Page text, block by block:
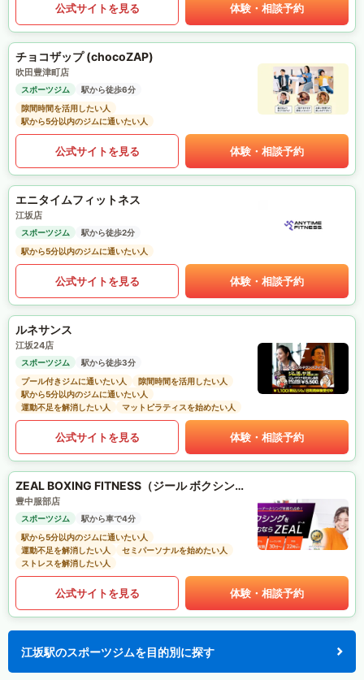
公式サイトを見る 体験・相談予約
チョコザップ (chocoZAP)
吹田豊津町店
スポーツジム
駅から徒歩6分
隙間時間を活用したい人
駅から5分以内のジムに通いたい人
公式サイトを見る 体験・相談予約
エニタイムフィットネス
江坂店
スポーツジム
駅から徒歩2分
駅から5分以内のジムに通いたい人
公式サイトを見る 体験・相談予約
ルネサンス
江坂24店
スポーツジム
駅から徒歩3分
プール付きジムに通いたい人
隙間時間を活用したい人
駅から5分以内のジムに通いたい人
運動不足を解消したい人
マットピラティスを始めたい人
公式サイトを見る 体験・相談予約
ZEAL BOXING FITNESS（ジール ボクシング フィットネス）
豊中服部店
スポーツジム
駅から車で4分
駅から5分以内のジムに通いたい人
運動不足を解消したい人
セミパーソナルを始めたい人
ストレスを解消したい人
公式サイトを見る 体験・相談予約
江坂駅のスポーツジムを目的別に探す